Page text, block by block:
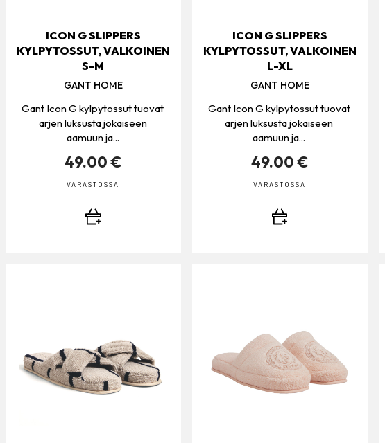
ICON G SLIPPERS
KYLPYTOSSUT, VALKOINEN
S-M
GANT HOME
Gant Icon G kylpytossut tuovat
arjen luksusta jokaiseen
aamuun ja...
49.00 €
VARASTOSSA
ICON G SLIPPERS
KYLPYTOSSUT, VALKOINEN
L-XL
GANT HOME
Gant Icon G kylpytossut tuovat
arjen luksusta jokaiseen
aamuun ja...
49.00 €
VARASTOSSA